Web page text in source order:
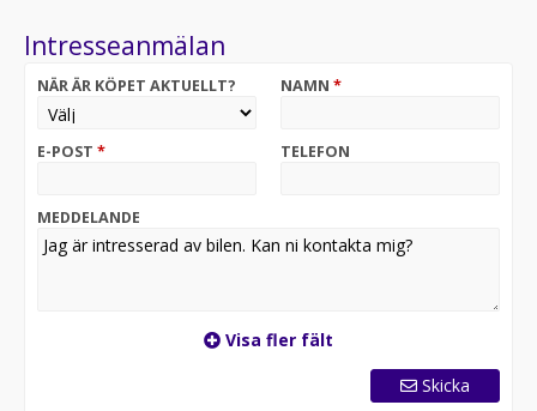
förutbestämt fast pris och månadsvis betalning.
Styrassistent inkl.undanmanöverassistent
Minnespaket förar- och passagerarstol
THERMOTRONIC automatisk klimatanläggning
KEYLESS-GO system med infällbara dörrhan
Trådlöst laddningssystem för mobiltelefo
AMG interiörpaneler i svart pianolack
Intresseanmälan
NÄR ÄR KÖPET AKTUELLT? NAMN *
E-POST * TELEFON
MEDDELANDE
Visa fler fält
Skicka